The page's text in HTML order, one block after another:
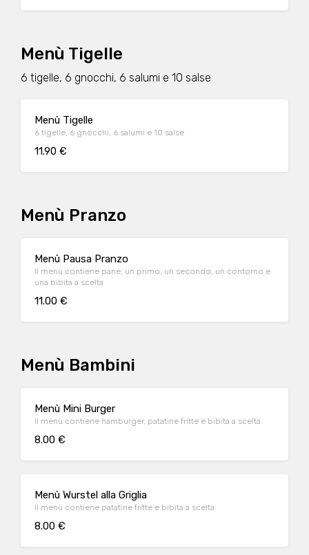
Menù Tigelle
6 tigelle, 6 gnocchi, 6 salumi e 10 salse
Menù Tigelle
6 tigelle, 6 gnocchi, 6 salumi e 10 salse
11.90 €
Menù Pranzo
Menù Pausa Pranzo
Il menù contiene pane, un primo, un secondo, un contorno e
una bibita a scelta
11.00 €
Menù Bambini
Menù Mini Burger
Il menù contiene hamburger, patatine fritte e bibita a scelta
8.00 €
Menù Wurstel alla Griglia
Il menù contiene patatine fritte e bibita a scelta
8.00 €